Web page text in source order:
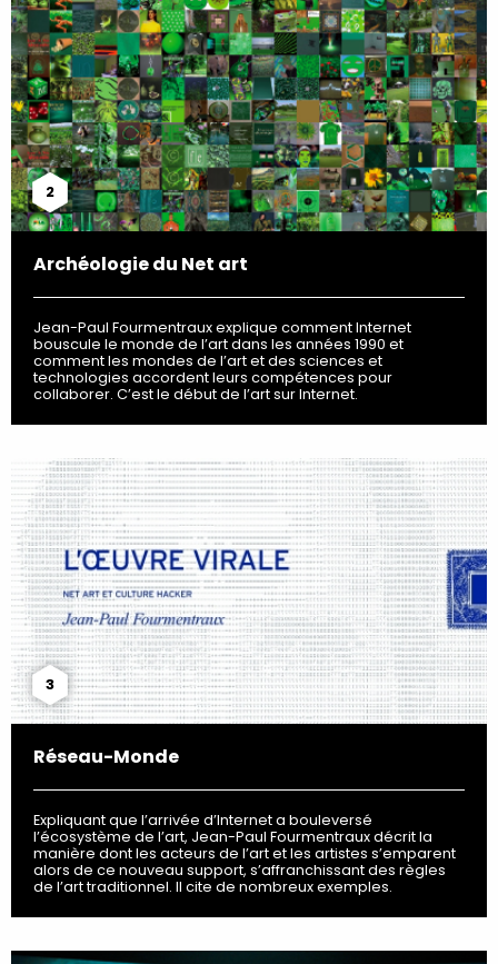
2
Archéologie du Net art
Jean-Paul Fourmentraux explique comment Internet
bouscule le monde de l’art dans les années 1990 et
comment les mondes de l’art et des sciences et
technologies accordent leurs compétences pour
collaborer. C’est le début de l’art sur Internet.
3
Réseau-Monde
Expliquant que l’arrivée d’Internet a bouleversé
l’écosystème de l’art, Jean-Paul Fourmentraux décrit la
manière dont les acteurs de l’art et les artistes s’emparent
alors de ce nouveau support, s’affranchissant des règles
de l’art traditionnel. Il cite de nombreux exemples.